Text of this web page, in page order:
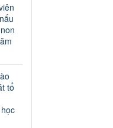
lĩnh
hệ
tổ